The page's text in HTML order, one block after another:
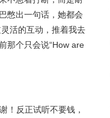
憋出一句话，她都会
活的互动，推着我去
那个只会说“How are
！反正试听不要钱，